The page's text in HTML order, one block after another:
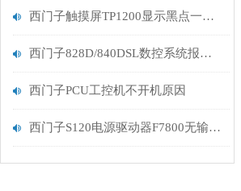
西门子触摸屏TP1200显示黑点一天比一天大解决维修
西门子828D/840DSL数控系统报警231806故障修复
西门子PCU工控机不开机原因
西门子S120电源驱动器F7800无输出问题处理